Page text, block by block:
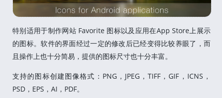
特别适用于制作网站 Favorite 图标以及应用在App Store上展示
的图标。软件的界面经过一定的修改后已经变得比较养眼了，而
且操作上也十分简易，提供的图标尺寸也十分丰富。
支持的图标创建图像格式：PNG，JPEG，TIFF，GIF，ICNS，
PSD，EPS，AI，PDF。